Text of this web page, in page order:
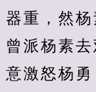
器重，然
曾派杨素
意激怒杨